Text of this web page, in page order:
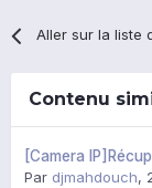
Aller sur la liste
Contenu
[Camera
Par djmahdouch,